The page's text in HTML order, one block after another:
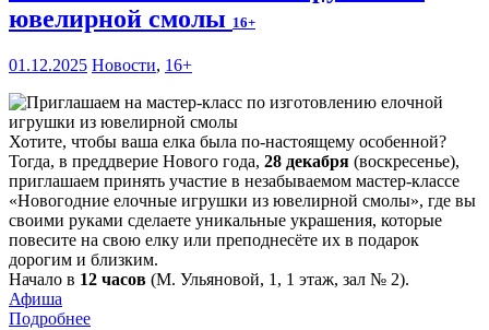
ювелирной смолы 16+
01.12.2025 Новости, 16+
Хотите, чтобы ваша елка была по-настоящему особенной?
Тогда, в преддверие Нового года, 28 декабря (воскресенье),
приглашаем принять участие в незабываемом мастер-классе
«Новогодние елочные игрушки из ювелирной смолы», где вы
своими руками сделаете уникальные украшения, которые
повесите на свою елку или преподнесёте их в подарок
дорогим и близким.
Начало в 12 часов (М. Ульяновой, 1, 1 этаж, зал № 2).
Афиша
Подробнее